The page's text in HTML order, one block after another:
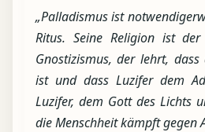
„Palladismus ist
Ritus. Seine Religion ist
Gnostizismus, der lehrt,
ist und dass Luzifer dem
Luzifer, dem Gott des Lichts
die Menschheit kämpft gegen